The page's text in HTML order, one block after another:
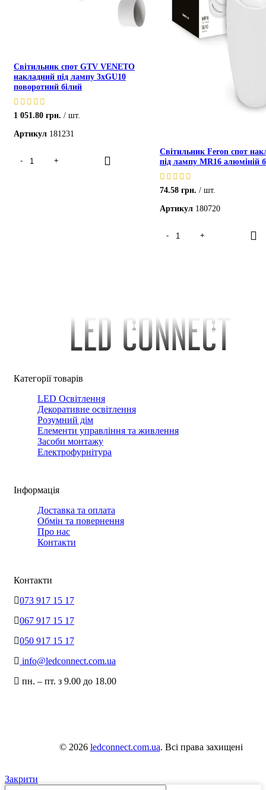
Cвітильник cпот GTV VENETO
накладний під лампу 3xGU10
поворотний білий
1 051.80 грн.
шт.
Артикул 181231
Cвітильник Feron cпот
під лампу MR16 алюміній
74.58 грн.
шт.
Артикул 180720
Категорії товарів
LED Освітлення
Декоративне освітлення
Розумний дім
Елементи управління та живлення
Засоби монтажу
Електрофурнітура
Інформація
Доставка та оплата
Обмін та повернення
Про нас
Контакти
Контакти
073 917 15 17
067 917 15 17
050 917 15 17
info@ledconnect.com.ua
пн. – пт. з 9.00 до 18.00
© 2026 ledconnect.com.ua. Всі права захищені
Закрити